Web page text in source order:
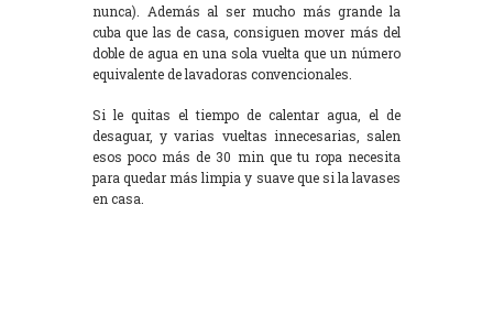
nunca). Además al ser mucho más grande la
cuba que las de casa, consiguen mover más del
doble de agua en una sola vuelta que un número
equivalente de lavadoras convencionales.
Si le quitas el tiempo de calentar agua, el de
desaguar, y varias vueltas innecesarias, salen
esos poco más de 30 min que tu ropa necesita
para quedar más limpia y suave que si la lavases
en casa.